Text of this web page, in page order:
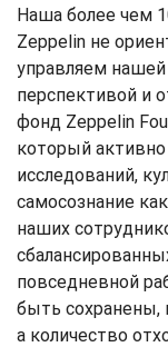
Наша более чем
Zeppelin не
управляем
перспективой и
фонд Zeppelin
который
исследований,
самосознание
наших
повседневной
быть
а количество